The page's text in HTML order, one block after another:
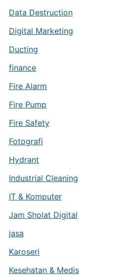
Data Destruction
Digital Marketing
Ducting
finance
Fire Alarm
Fire Pump
Fire Safety
Fotografi
Hydrant
Industrial Cleaning
IT & Komputer
Jam Sholat Digital
jasa
Karoseri
Kesehatan & Medis